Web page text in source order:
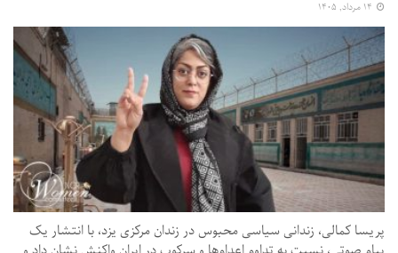
پریسا کمالی، زندانی سیاسی محبوس در زندان مرکزی یزد، با انتشار یک